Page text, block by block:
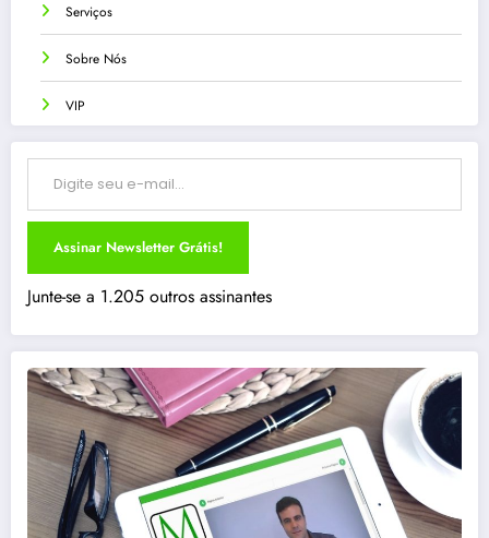
Serviços
Sobre Nós
VIP
Digite seu e-mail…
Assinar Newsletter Grátis!
Junte-se a 1.205 outros assinantes